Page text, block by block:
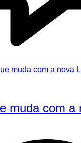
muda com a